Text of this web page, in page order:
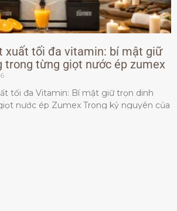
xuất tối đa vitamin: bí mật giữ
trong từng giọt nước ép zumex
tối đa Vitamin: Bí mật giữ trọn dinh
nước ép Zumex Trong kỷ nguyên của